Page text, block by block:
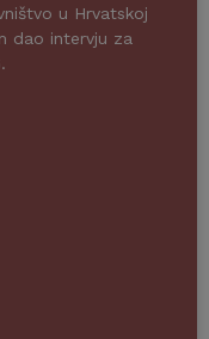
u Hrvatskoj
dao intervju za